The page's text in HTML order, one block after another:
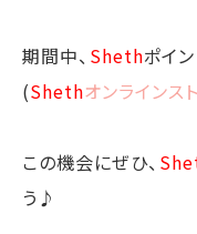
期間中、 Shethポイ
(Shethオンラインス
この機会にぜひ、
う♪